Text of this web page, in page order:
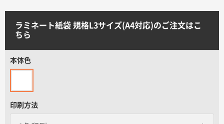
サイトメニュー
お見積書の作成方法
ラミネート紙袋 規格L3サイズ(A4対応)のご注文はこ
ちら
本体色
印刷方法